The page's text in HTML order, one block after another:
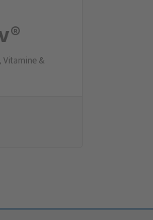
Vitamine &